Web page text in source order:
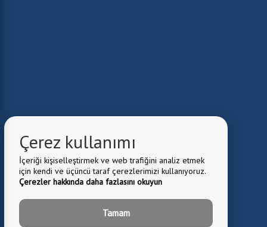
Çerez kullanımı
İçeriği kişiselleştirmek ve web trafiğini analiz etmek
için kendi ve üçüncü taraf çerezlerimizi kullanıyoruz.
Çerezler hakkında daha fazlasını okuyun
Tamam